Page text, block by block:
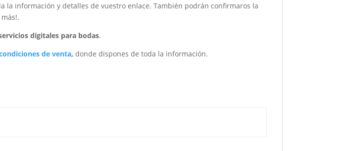
información y detalles de vuestro enlace. También podrán confirmaros la
digitales para bodas.
de venta,donde dispones de toda la información.